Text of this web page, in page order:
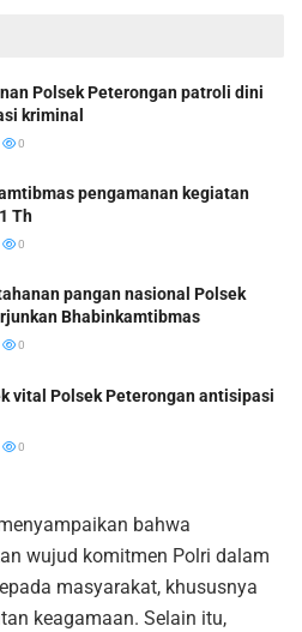
Polsek Peterongan patroli dini
kriminal
0
pengamanan kegiatan
Th
0
pangan nasional Polsek
Bhabinkamtibmas
0
vital Polsek Peterongan antisipasi
0
bahwa
wujud komitmen Polri dalam
masyarakat, khususnya
keagamaan. Selain itu,